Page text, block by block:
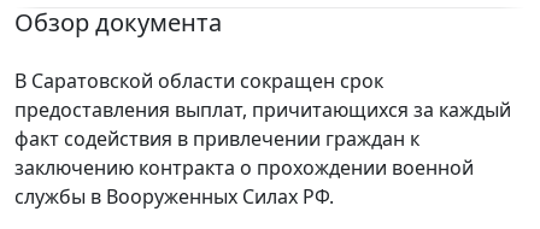
Обзор документа
В Саратовской области сокращен срок
предоставления выплат, причитающихся за каждый
факт содействия в привлечении граждан к
заключению контракта о прохождении военной
службы в Вооруженных Силах РФ.